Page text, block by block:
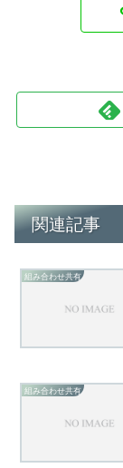
関連記事
組み合わせ共有
組み合わせ共有